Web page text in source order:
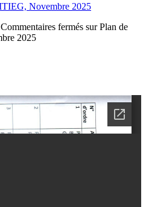
Novembre 2025
Commentaires fermés sur Plan de
2025